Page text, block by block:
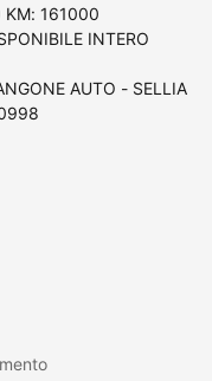
KM: 161000
INTERO
AUTO - SELLIA